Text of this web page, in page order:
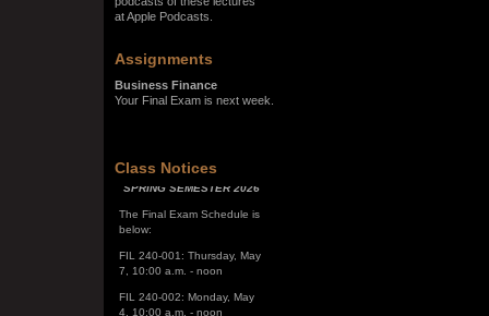
at Apple Podcasts.
Assignments
Business Finance
Your Final Exam is next week.
Class Notices
SPRING SEMESTER 2026
The Final Exam Schedule is
FIL 240-001: Thursday, May
FIL 240-002: Monday, May